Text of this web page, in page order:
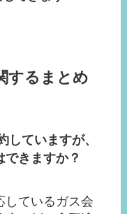
するまとめ
していますが、
きますか？
しているガス会